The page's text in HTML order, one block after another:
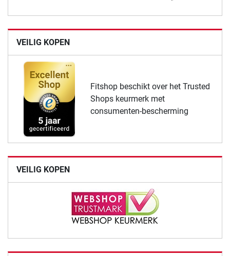
VEILIG KOPEN
Fitshop beschikt over het Trusted
Shops keurmerk met
consumenten-bescherming
VEILIG KOPEN